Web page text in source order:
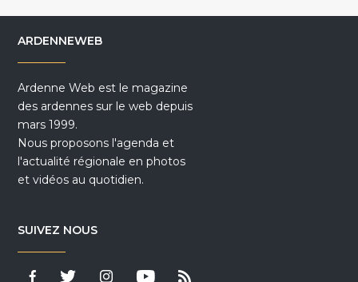
ARDENNEWEB
Ardenne Web est le magazine
des ardennes sur le web depuis
mars 1999.
Nous proposons l'agenda et
l'actualité régionale en photos
et vidéos au quotidien.
SUIVEZ NOUS